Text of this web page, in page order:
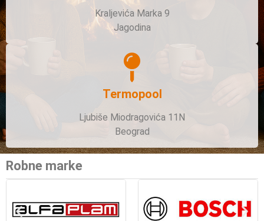
Kraljevića Marka 9
Jagodina
Termopool
Ljubiše Miodragovića 11N
Beograd
Robne marke